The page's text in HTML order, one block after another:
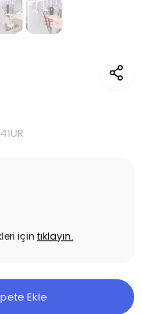
için tıklayın.
Ekle